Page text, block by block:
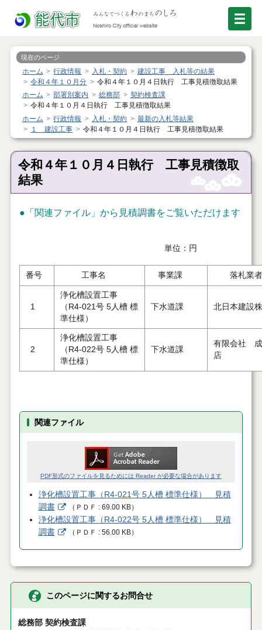
現在のページ
ホーム 行政情報 入札・契約
建設工事 入札等の結果
令和４年１０月分
令和４年１０月４日執行 工事見積徴取結果
ホーム
部署別案内 総務部
契約検査課
令和４年１０月４日執行 工事見積徴取結果
ホーム
行政情報 入札・契約
最新の入札等結果
１ 建設工事
令和４年１０月４日執行 工事見積徴取結果
令和４年１０月４日執行 工事見積徴取
結果
●「関連ファイル」から見積調書をご覧いただけます
単位：円
番号 工事名 事業課 落札業者
1
浄化槽設置工事
（R4-021号 5人槽 標
準仕様）
下水道課 北日本建設
2
浄化槽設置工事
（R4-022号 5人槽 標
準仕様）
下水道課
有限会社
店
関連ファイル
PDF形式のファイルを見るためには Reader が必要な場合があります
浄化槽設置工事（R4-021号 5人槽 標準仕様） 見積
調書
（ ＰＤＦ 69.00 KB）
浄化槽設置工事（R4-022号 5人槽 標準仕様） 見積
調書
（ ＰＤＦ 56.00 KB）
このページに関するお問合せ
総務部 契約検査課